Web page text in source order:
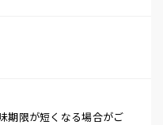
期限が短くなる場合がご